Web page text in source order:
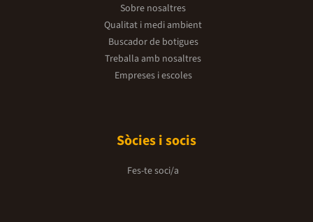
Sobre nosaltres
Qualitat i medi ambient
Buscador de botigues
Treballa amb nosaltres
Empreses i escoles
Sòcies i socis
Fes-te soci/a